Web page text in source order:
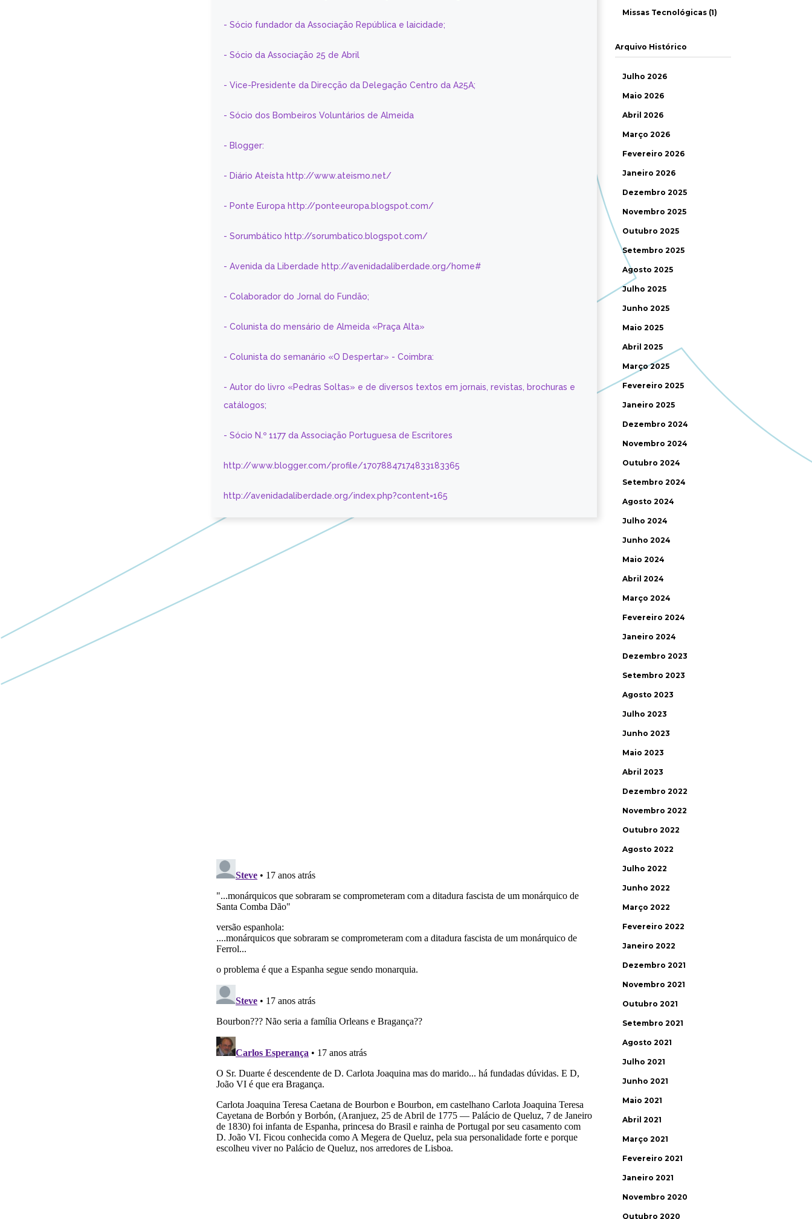
- Sócio fundador da Associação República e laicidade;
- Sócio da Associação 25 de Abril
- Vice-Presidente da Direcção da Delegação Centro da A25A;
- Sócio dos Bombeiros Voluntários de Almeida
- Blogger:
- Diário Ateísta http://www.ateismo.net/
- Ponte Europa http://ponteeuropa.blogspot.com/
- Sorumbático http://sorumbatico.blogspot.com/
- Avenida da Liberdade http://avenidadaliberdade.org/home#
- Colaborador do Jornal do Fundão;
- Colunista do mensário de Almeida «Praça Alta»
- Colunista do semanário «O Despertar» - Coimbra:
- Autor do livro «Pedras Soltas» e de diversos textos em jornais, revistas, brochuras e
catálogos;
- Sócio N.º 1177 da Associação Portuguesa de Escritores
http://www.blogger.com/profile/17078847174833183365
http://avenidadaliberdade.org/index.php?content=165
Missas Tecnológicas (1)
Arquivo Histórico
Julho 2026
Maio 2026
Abril 2026
Março 2026
Fevereiro 2026
Janeiro 2026
Dezembro 2025
Novembro 2025
Outubro 2025
Setembro 2025
Agosto 2025
Julho 2025
Junho 2025
Maio 2025
Abril 2025
Março 2025
Fevereiro 2025
Janeiro 2025
Dezembro 2024
Novembro 2024
Outubro 2024
Setembro 2024
Agosto 2024
Julho 2024
Junho 2024
Maio 2024
Abril 2024
Março 2024
Fevereiro 2024
Janeiro 2024
Dezembro 2023
Setembro 2023
Agosto 2023
Julho 2023
Junho 2023
Maio 2023
Abril 2023
Dezembro 2022
Novembro 2022
Outubro 2022
Agosto 2022
Julho 2022
Junho 2022
Março 2022
Fevereiro 2022
Janeiro 2022
Dezembro 2021
Novembro 2021
Outubro 2021
Setembro 2021
Agosto 2021
Julho 2021
Junho 2021
Maio 2021
Abril 2021
Março 2021
Fevereiro 2021
Janeiro 2021
Novembro 2020
Outubro 2020